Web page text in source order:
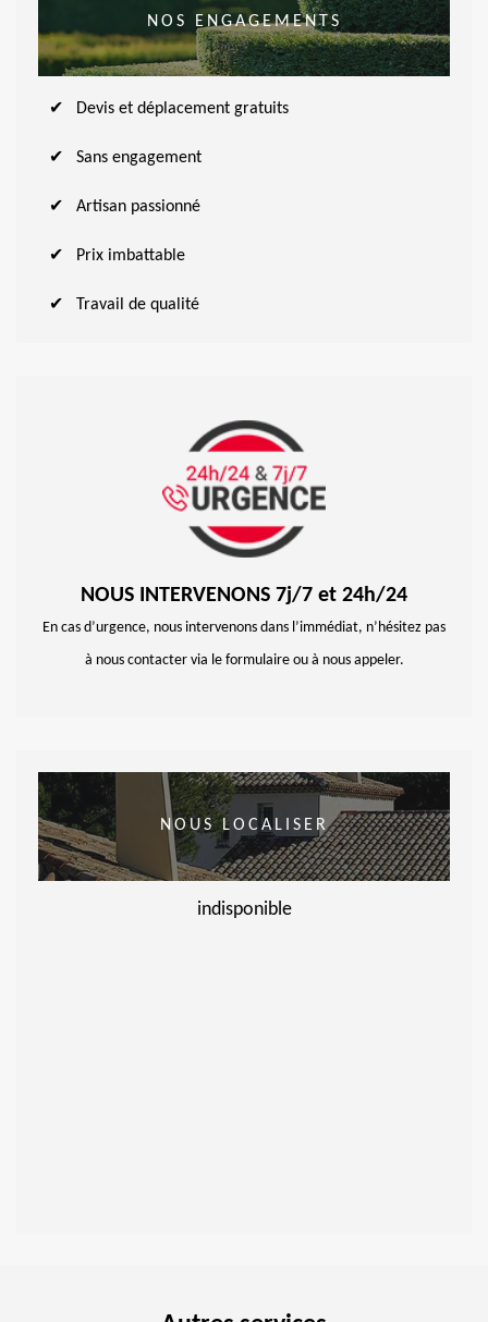
NOS ENGAGEMENTS
Devis et déplacement gratuits
Sans engagement
Artisan passionné
Prix imbattable
Travail de qualité
NOUS INTERVENONS 7j/7 et 24h/24
En cas d’urgence, nous intervenons dans l’immédiat, n’hésitez pas
à nous contacter via le formulaire ou à nous appeler.
NOUS LOCALISER
indisponible